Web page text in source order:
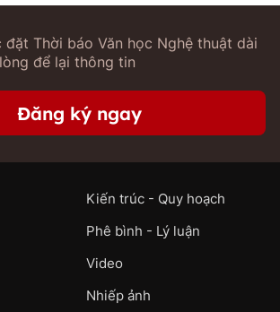
đặt Thời báo Văn học Nghệ thuật dài
để lại thông tin
Đăng ký ngay
Kiến trúc - Quy hoạch
Phê bình - Lý luận
Video
Nhiếp ảnh